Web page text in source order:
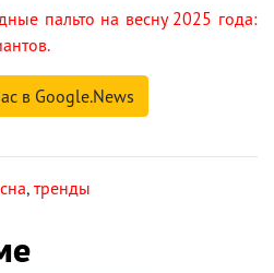
пальто на весну 2025 года:
в Google.News
, тренды